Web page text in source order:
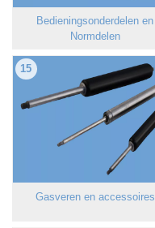
Bedieningsonderdelen en
Normdelen
15
Gasveren en accessoires